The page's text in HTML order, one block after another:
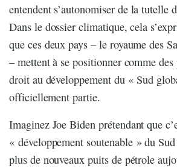
entendent s’autonomiser de la tutelle
Dans le dossier climatique, cela
que ces deux pays – le royaume des
– mettent à se positionner comme
droit au développement du « Sud
officiellement partie.
Imaginez Joe Biden prétendant que
« développement soutenable » du
plus de nouveaux puits de pétrole